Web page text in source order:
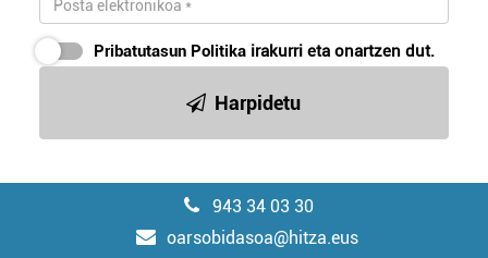
Pribatutasun Politika irakurri eta onartzen dut.
Harpidetu
943 34 03 30
oarsobidasoa@hitza.eus